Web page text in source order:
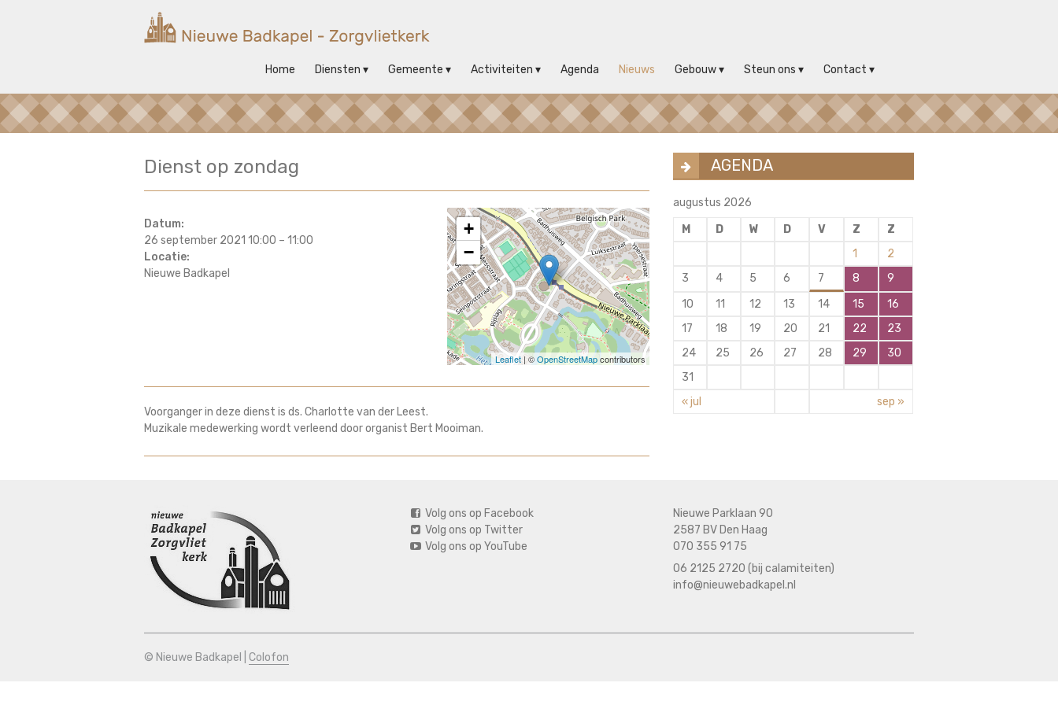
Nieuwe
Kerk
op
Home Diensten Gemeente Activiteiten Agenda Nieuws Gebouw Steun ons Contact
Dienst op zondag
Datum:
26 september 2021 10:00 – 11:00
Locatie:
Nieuwe Badkapel
+
−
Leaflet| ©OpenStreetMapcontributors
Voorganger in deze dienst is ds. Charlotte van der Leest.
Muzikale medewerking wordt verleend door organist Bert Mooiman.
AGENDA
augustus 2026
M
D W D V Z
Z
1
2
3
4 5 6 7 8
9
10
11 12 13 14 15
16
17
18 19 20 21 22
23
24
25 26 27 28 29
30
31
« jul
sep »
Volg ons op Facebook
Volg ons op Twitter
Volg ons op YouTube
Nieuwe Parklaan 90
2587 BV Den Haag
070 355 91 75
06 2125 2720 (bij calamiteiten)
info@nieuwebadkapel.nl
© Nieuwe Badkapel | Colofon